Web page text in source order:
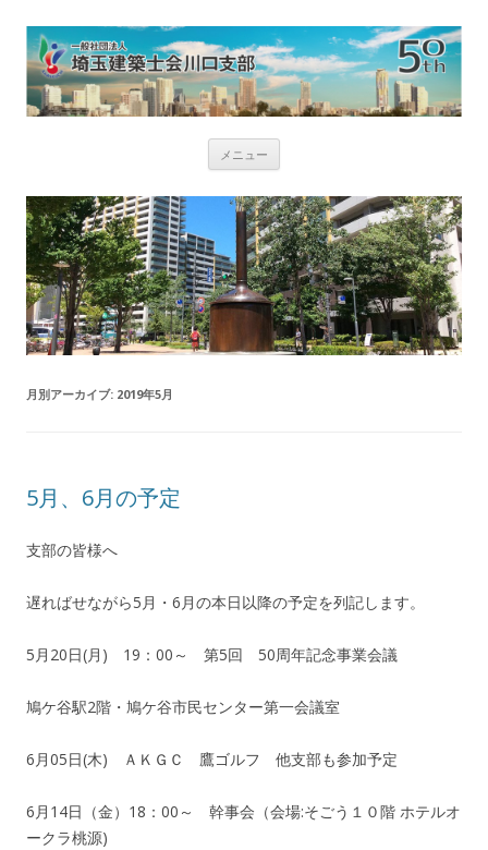
メニュー
ン
ツ
へ
ス
キ
ッ
プ
月別アーカイブ: 2019年5月
5月、6月の予定
支部の皆様へ
遅ればせながら5月・6月の本日以降の予定を列記します。
5月20日(月) 19：00～ 第5回 50周年記念事業会議
鳩ケ谷駅2階・鳩ケ谷市民センター第一会議室
6月05日(木) ＡＫＧＣ 鷹ゴルフ 他支部も参加予定
6月14日（金）18：00～ 幹事会（会場:そごう１０階 ホテルオ
ークラ桃源)